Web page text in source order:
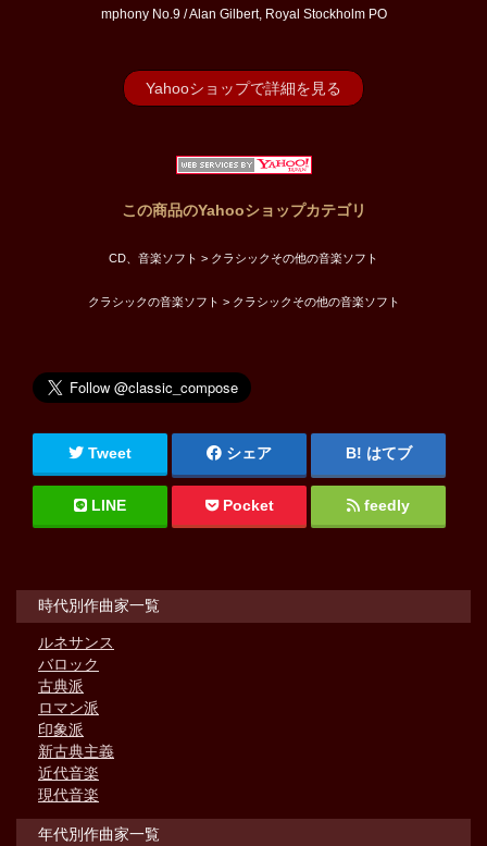
mphony No.9 / Alan Gilbert, Royal Stockholm PO
Yahooショップで詳細を見る
この商品のYahooショップカテゴリ
CD、音楽ソフト > クラシックその他の音楽ソフト
クラシックの音楽ソフト > クラシックその他の音楽ソフト
Tweet シェア はてブ
LINE Pocket feedly
時代別作曲家一覧
ルネサンス
バロック
古典派
ロマン派
印象派
新古典主義
近代音楽
現代音楽
年代別作曲家一覧